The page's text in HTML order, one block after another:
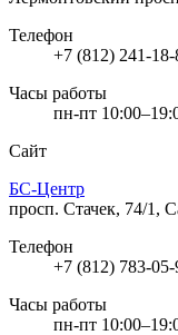
Телефон
+7 (812) 241-18-
Часы работы
пн-пт
Сайт
БС-Центр
просп. Стачек, 74/1,
Телефон
+7 (812) 783-
Часы работы
пн-пт